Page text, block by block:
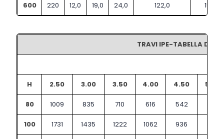
600 220 12,0 19,0 24,0 122,0 156,0
TRAVI IPE-TABELLA DEI
H 2.50 3.00 3.50 4.00 4.50 5.00
80 1009 835 710 616 542
100 1731 1435 1222 1062 936